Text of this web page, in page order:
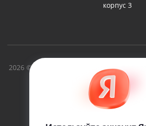
корпус 3
2026 © Вольный Ветер - производство
для туризма с 1997г.
Версия для печати